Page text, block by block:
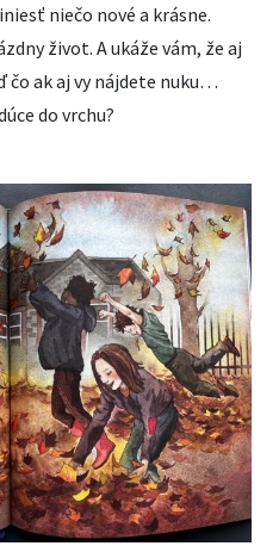
niečo nové a krásne.
život. A ukáže vám, že aj
ak aj vy nájdete nuku…
do vrchu?